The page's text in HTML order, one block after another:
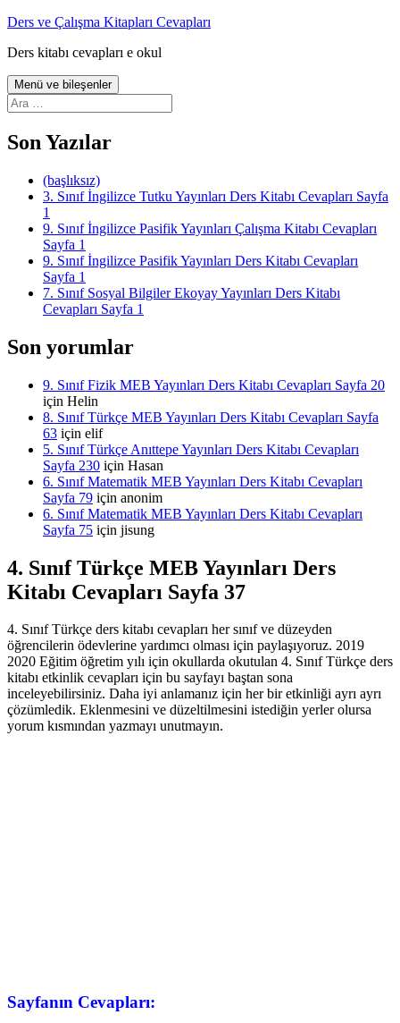
İçeriğe
Ders ve Çalışma Kitapları Cevapları
Ders kitabı cevapları e okul
Menü ve bileşenler
Arama:
Son Yazılar
(başlıksız)
3. Sınıf İngilizce Tutku Yayınları Ders Kitabı Cevapları Sayfa
1
9. Sınıf İngilizce Pasifik Yayınları Çalışma Kitabı Cevapları
Sayfa 1
9. Sınıf İngilizce Pasifik Yayınları Ders Kitabı Cevapları
Sayfa 1
7. Sınıf Sosyal Bilgiler Ekoyay Yayınları Ders Kitabı
Cevapları Sayfa 1
Son yorumlar
9. Sınıf Fizik MEB Yayınları Ders Kitabı Cevapları Sayfa 20
için Helin
8. Sınıf Türkçe MEB Yayınları Ders Kitabı Cevapları Sayfa
63 için elif
5. Sınıf Türkçe Anıttepe Yayınları Ders Kitabı Cevapları
Sayfa 230 için Hasan
6. Sınıf Matematik MEB Yayınları Ders Kitabı Cevapları
Sayfa 79 için anonim
6. Sınıf Matematik MEB Yayınları Ders Kitabı Cevapları
Sayfa 75 için jisung
4. Sınıf Türkçe MEB Yayınları Ders
Kitabı Cevapları Sayfa 37
4. Sınıf Türkçe ders kitabı cevapları her sınıf ve düzeyden
öğrencilerin ödevlerine yardımcı olması için paylaşıyoruz. 2019
2020 Eğitim öğretim yılı için okullarda okutulan 4. Sınıf Türkçe ders
kitabı etkinlik cevapları için bu sayfayı baştan sona
inceleyebilirsiniz. Daha iyi anlamanız için her bir etkinliği ayrı ayrı
çözümledik. Eklenmesini ve düzeltilmesini istediğin yerler olursa
yorum kısmından yazmayı unutmayın.
Sayfanın Cevapları: